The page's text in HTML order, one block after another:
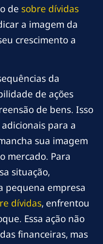
de sobre dívidas
a imagem da
crescimento a
da
de ações
de bens. Isso
para a
sua imagem
mercado. Para
situação,
pequena empresa
dívidas, enfrentou
Essa ação não
financeiras, mas